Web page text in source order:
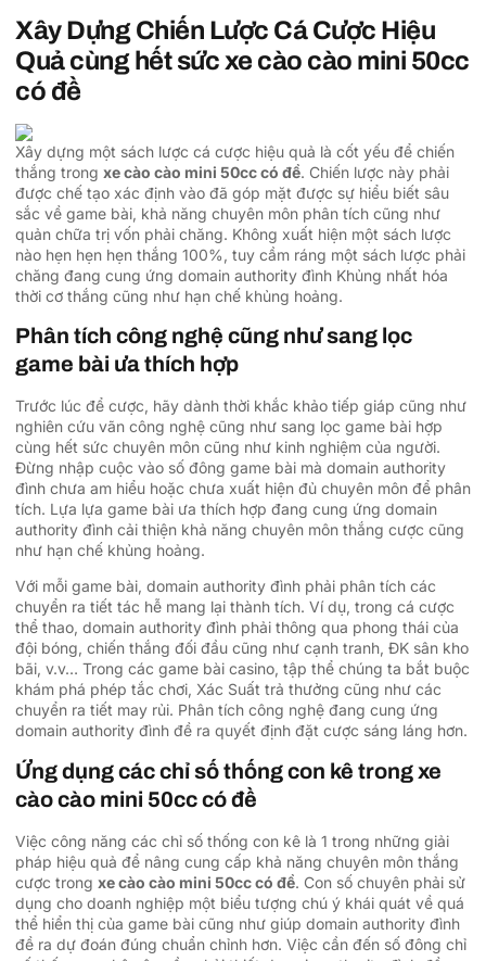
Xây Dựng Chiến Lược Cá Cược Hiệu
Quả cùng hết sức xe cào cào mini 50cc
có đề
Xây dựng một sách lược cá cược hiệu quả là cốt yếu để chiến
thắng trong xe cào cào mini 50cc có đề. Chiến lược này phải
được chế tạo xác định vào đã góp mặt được sự hiểu biết sâu
sắc về game bài, khả năng chuyên môn phân tích cũng như
quản chữa trị vốn phải chăng. Không xuất hiện một sách lược
nào hẹn hẹn hẹn thắng 100%, tuy cầm ráng một sách lược phải
chăng đang cung ứng domain authority đình Khủng nhất hóa
thời cơ thắng cũng như hạn chế khủng hoảng.
Phân tích công nghệ cũng như sang lọc
game bài ưa thích hợp
Trước lúc để cược, hãy dành thời khắc khảo tiếp giáp cũng như
nghiên cứu vãn công nghệ cũng như sang lọc game bài hợp
cùng hết sức chuyên môn cũng như kinh nghiệm của người.
Đừng nhập cuộc vào số đông game bài mà domain authority
đình chưa am hiểu hoặc chưa xuất hiện đủ chuyên môn để phân
tích. Lựa lựa game bài ưa thích hợp đang cung ứng domain
authority đình cải thiện khả năng chuyên môn thắng cược cũng
như hạn chế khủng hoảng.
Với mỗi game bài, domain authority đình phải phân tích các
chuyển ra tiết tác hễ mang lại thành tích. Ví dụ, trong cá cược
thể thao, domain authority đình phải thông qua phong thái của
đội bóng, chiến thắng đối đầu cũng như cạnh tranh, ĐK sân kho
bãi, v.v… Trong các game bài casino, tập thể chúng ta bắt buộc
khám phá phép tắc chơi, Xác Suất trả thưởng cũng như các
chuyển ra tiết may rủi. Phân tích công nghệ đang cung ứng
domain authority đình đề ra quyết định đặt cược sáng láng hơn.
Ứng dụng các chỉ số thống con kê trong xe
cào cào mini 50cc có đề
Việc công năng các chỉ số thống con kê là 1 trong những giải
pháp hiệu quả để nâng cung cấp khả năng chuyên môn thắng
cược trong xe cào cào mini 50cc có đề. Con số chuyên phải sử
dụng cho doanh nghiệp một biểu tượng chú ý khái quát về quá
thể hiển thị của game bài cũng như giúp domain authority đình
đề ra dự đoán đúng chuẩn chỉnh hơn. Việc cần đến số đông chỉ